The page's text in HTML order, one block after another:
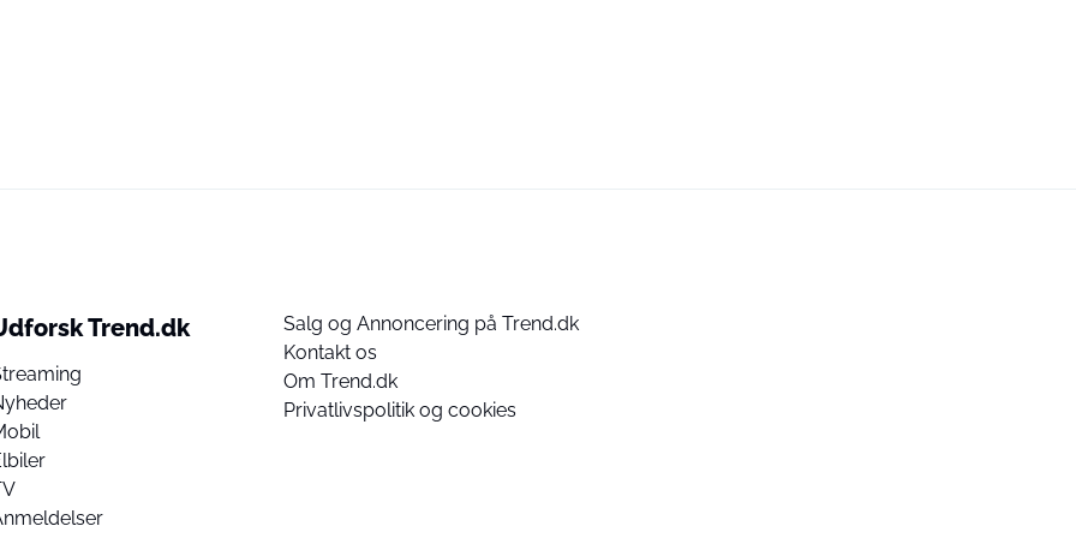
Trend.dk
Salg og Annoncering på Trend.dk
Kontakt os
Om Trend.dk
Privatlivspolitik og cookies